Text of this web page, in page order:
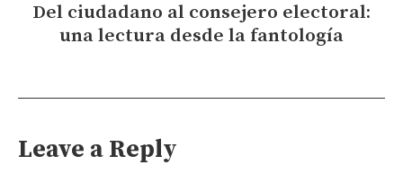
Del ciudadano al consejero electoral:
una lectura desde la fantología
Leave a Reply